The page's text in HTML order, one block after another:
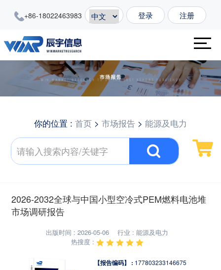
+86-18022463983 登录 注册
你的位置 : 首页 > 市场报告 > 能源及电力
2026-2032全球与中国小型空冷式PEM燃料电池堆
市场调研报告
出版时间 : 2026-05-06
行业 : 能源及电力
热搜度 :
【报告编码】 : 177803233146675